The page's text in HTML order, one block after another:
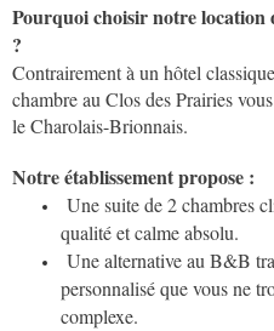
Pourquoi choisir notre location
?
Contrairement à un hôtel
chambre au Clos des Prairies
le Charolais-Brionnais.
Notre établissement propose :
Une suite de 2 chambres
qualité et calme absolu.
Une alternative au B&B
personnalisé que vous ne
complexe.